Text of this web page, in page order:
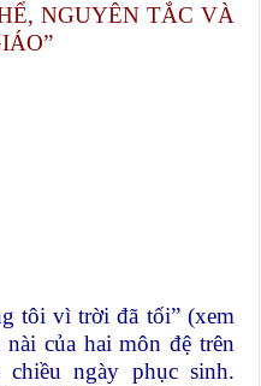
NGUYÊN TẮC VÀ
tôi vì trời đã tối” (xem
của hai môn đệ trên
chiều ngày phục sinh.